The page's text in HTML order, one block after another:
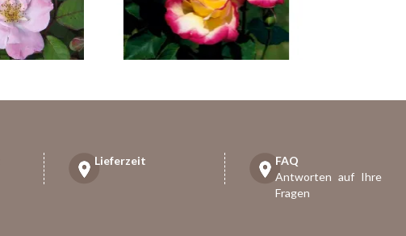
Lieferzeit
FAQ
Antworten auf Ihre
Fragen